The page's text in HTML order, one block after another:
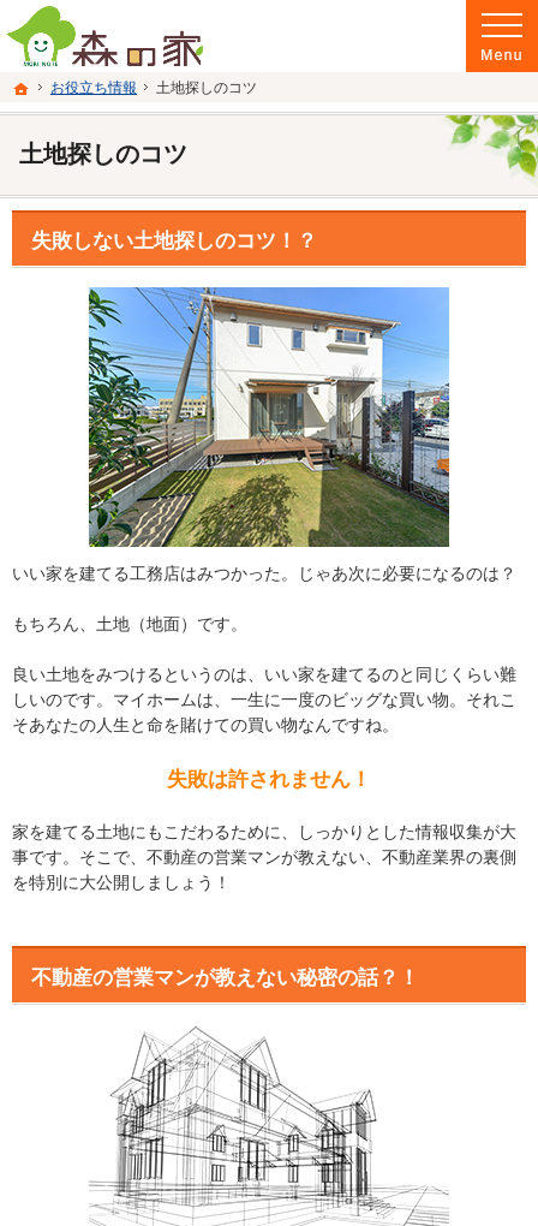
ホーム
お役立ち情報 土地探しのコツ
土地探しのコツ
富山県南砺市の注文住宅・新築戸建てを手がける建設会社なら当社へ。
富山県南砺市の新築・注文住宅・新築戸建てを手がける建設会社なら森の家
失敗しない土地探しのコツ！？
いい家を建てる工務店はみつかった。じゃあ次に必要になるのは？
もちろん、土地（地面）です。
良い土地をみつけるというのは、いい家を建てるのと同じくらい難
しいのです。マイホームは、一生に一度のビッグな買い物。それこ
そあなたの人生と命を賭けての買い物なんですね。
失敗は許されません！
家を建てる土地にもこだわるために、しっかりとした情報収集が大
事です。そこで、不動産の営業マンが教えない、不動産業界の裏側
を特別に大公開しましょう！
不動産の営業マンが教えない秘密の話？！